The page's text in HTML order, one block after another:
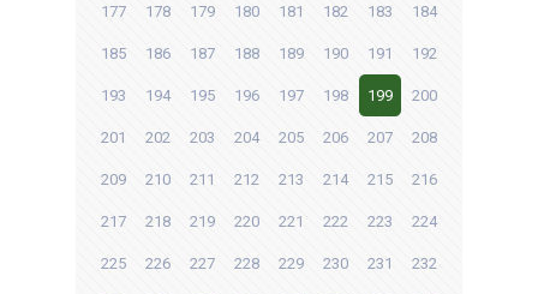
177 178 179 180 181 182 183 184
185 186 187 188 189 190 191 192
193 194 195 196 197 198 199 200
201 202 203 204 205 206 207 208
209 210 211 212 213 214 215 216
217 218 219 220 221 222 223 224
225 226 227 228 229 230 231 232